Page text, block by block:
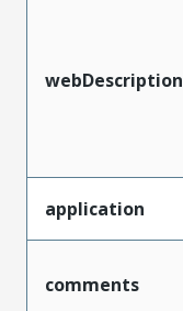
webDescription
application
comments